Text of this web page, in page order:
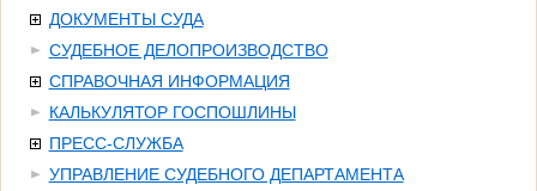
ДОКУМЕНТЫ СУДА
СУДЕБНОЕ ДЕЛОПРОИЗВОДСТВО
СПРАВОЧНАЯ ИНФОРМАЦИЯ
КАЛЬКУЛЯТОР ГОСПОШЛИНЫ
ПРЕСС-СЛУЖБА
УПРАВЛЕНИЕ СУДЕБНОГО ДЕПАРТАМЕНТА